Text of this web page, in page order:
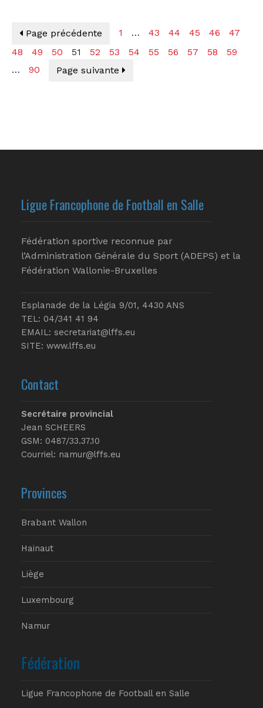
Page précédente 1 … 43 44 45 46
47
48
49 50 51 52 53 54 55 56 57 58
59
…
90 Page suivante
Ligue Francophone de Football en Salle
Fédération sportive reconnue par
l’Administration Générale du Sport (ADEPS) et la
Fédération Wallonie-Bruxelles
Esplanade de la Légia 9/01, 4430 ANS
TEL: 04/341 41 94
EMAIL: secretariat@lffs.eu
SITE: www.lffs.eu
Contact
Secrétaire provincial
Jean SCHEERS
GSM: 0487/33.37.10
Courriel: namur@lffs.eu
Provinces
Brabant Wallon
Hainaut
Liège
Luxembourg
Namur
Fédération
Ligue Francophone de Football en Salle